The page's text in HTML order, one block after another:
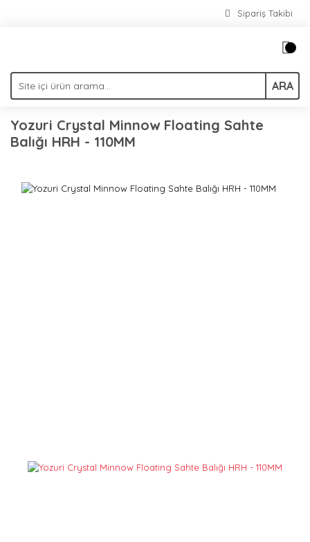
Sipariş Takibi
ARA
Yozuri Crystal Minnow Floating Sahte
Balığı HRH - 110MM